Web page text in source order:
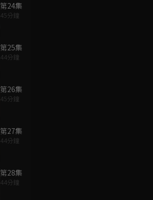
第24集
45分鐘
第25集
44分鐘
第26集
45分鐘
第27集
44分鐘
第28集
44分鐘